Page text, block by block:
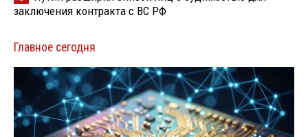
заключения контракта с ВС РФ
Главное сегодня